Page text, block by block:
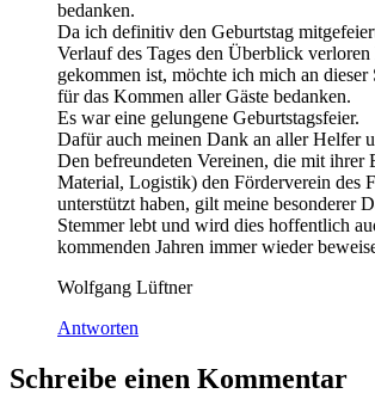
bedanken.
Da ich definitiv den Geburtstag
Verlauf des Tages den Überblick verloren
gekommen ist, möchte ich mich an dieser
für das Kommen aller Gäste bedanken.
Es war eine gelungene Geburtstagsfeier.
Dafür auch meinen Dank an aller Helfer
Den befreundeten Vereinen, die mit ihrer
Material, Logistik) den Förderverein des
unterstützt haben, gilt meine besonderer
Stemmer lebt und wird dies hoffentlich
kommenden Jahren immer wieder
Wolfgang Lüftner
Antworten
Schreibe einen Kommentar